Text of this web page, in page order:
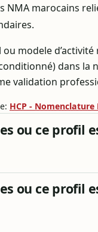
NMA marocains
ou modele
dans la
validation
HCP -
ou ce profil
ou ce profil